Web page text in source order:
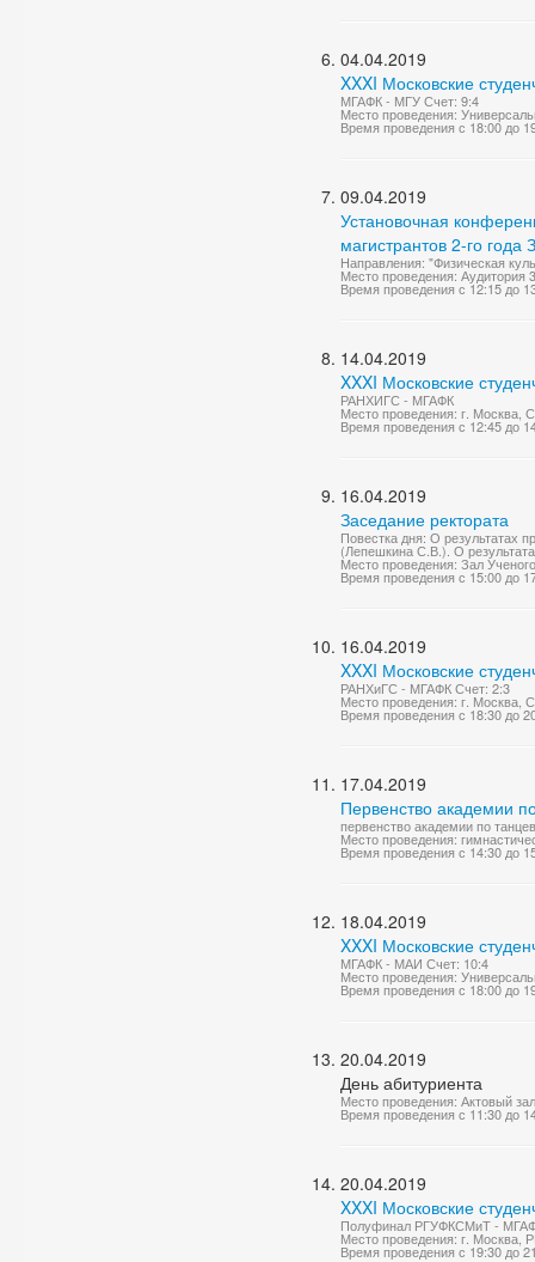
04.04.2019
XXXI Московские
МГАФК - МГУ Счет: 9:4
Место проведения:
Время проведения с 18:00 до
09.04.2019
Установочная
магистрантов 2-го года
Направления: "Физическая
Место проведения: Аудитория
Время проведения с 12:15 до
14.04.2019
XXXI Московские
РАНХИГС - МГАФК
Место проведения: г. Москва,
Время проведения с 12:45 до
16.04.2019
Заседание ректората
Повестка дня: О результатах
(Лепешкина С.В.). О
Место проведения: Зал
Время проведения с 15:00 до
16.04.2019
XXXI Московские
РАНХиГС - МГАФК Счет: 2:3
Место проведения: г. Москва,
Время проведения с 18:30 до
17.04.2019
Первенство академии
первенство академии по
Место проведения:
Время проведения с 14:30 до
18.04.2019
XXXI Московские
МГАФК - МАИ Счет: 10:4
Место проведения:
Время проведения с 18:00 до
20.04.2019
День абитуриента
Место проведения: Актовый
Время проведения с 11:30 до
20.04.2019
XXXI Московские
Полуфинал РГУФКСМиТ -
Место проведения: г. Москва,
Время проведения с 19:30 до